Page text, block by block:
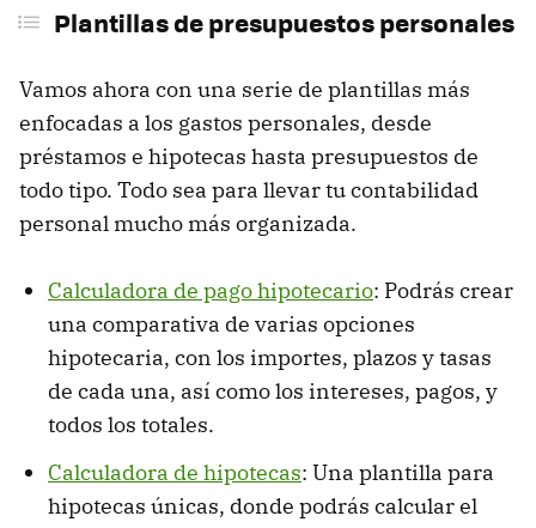
Plantillas de presupuestos personales
Vamos ahora con una serie de plantillas más
enfocadas a los gastos personales, desde
préstamos e hipotecas hasta presupuestos de
todo tipo. Todo sea para llevar tu contabilidad
personal mucho más organizada.
Calculadora de pago hipotecario: Podrás crear
una comparativa de varias opciones
hipotecaria, con los importes, plazos y tasas
de cada una, así como los intereses, pagos, y
todos los totales.
Calculadora de hipotecas: Una plantilla para
hipotecas únicas, donde podrás calcular el